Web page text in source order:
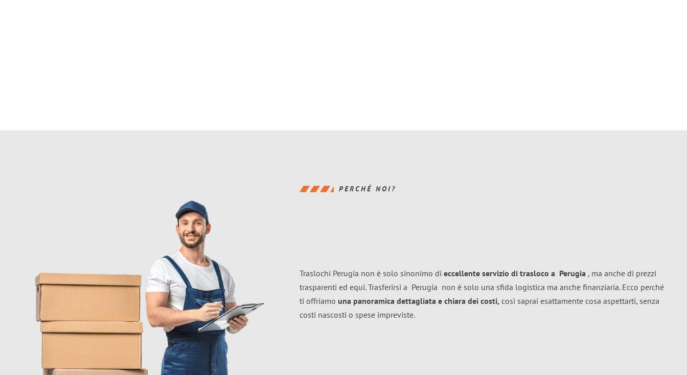
PERCHÉ NOI?
Traslochi Perugia non è solo sinonimo di eccellente servizio di trasloco a Perugia , ma anche di prezzi
trasparenti ed equi. Trasferirsi a Perugia non è solo una sfida logistica ma anche finanziaria. Ecco perché
ti offriamo una panoramica dettagliata e chiara dei costi, così saprai esattamente cosa aspettarti, senza
costi nascosti o spese impreviste.